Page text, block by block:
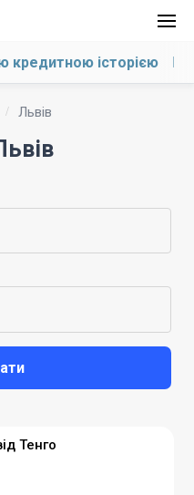
кредитною історією На
Львів
Тенго